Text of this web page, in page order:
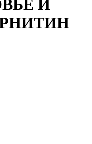
И